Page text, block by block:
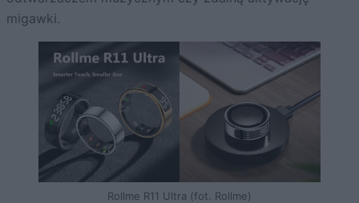
migawki.
Rollme R11 Ultra (fot. Rollme)